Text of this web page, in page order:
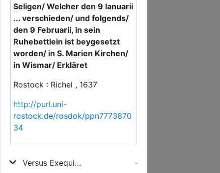
Seligen/ Welcher den 9 Ianuarii
... verschieden/ und folgends/
den 9 Februarii, in sein
Ruhebettlein ist beygesetzt
worden/ in S. Marien Kirchen/
in Wismar/ Erkläret
Rostock : Richel , 1637
http://purl.uni-
rostock.de/rosdok/ppn7773870
34
Versus Exequialis oder Begräbnis-Verßlein ex Jobi I. v. 21. Ich bin nacket von meiner Mutter Leib kommen/ nacket werde ich wieder dahin fahren
-